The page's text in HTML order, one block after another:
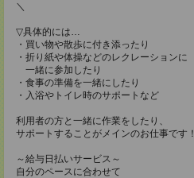
＼
▽具体的には…
・買い物や散歩に付き添ったり
・折り紙や体操などのレクレーションに
一緒に参加したり
・食事の準備を一緒にしたり
・入浴やトイレ時のサポートなど
利用者の方と一緒に作業をしたり、
サポートすることがメインのお仕事です！
～給与日払いサービス～
自分のペースに合わせて